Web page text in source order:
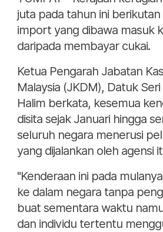
juta pada tahun ini
import yang dibawa masuk
daripada membayar cukai.
Ketua Pengarah Jabatan
Malaysia (JKDM), Datuk
Halim berkata, kesemua
disita sejak Januari hingga
seluruh negara menerusi
yang dijalankan oleh agensi
"Kenderaan ini pada
ke dalam negara tanpa
buat sementara waktu
dan individu tertentu